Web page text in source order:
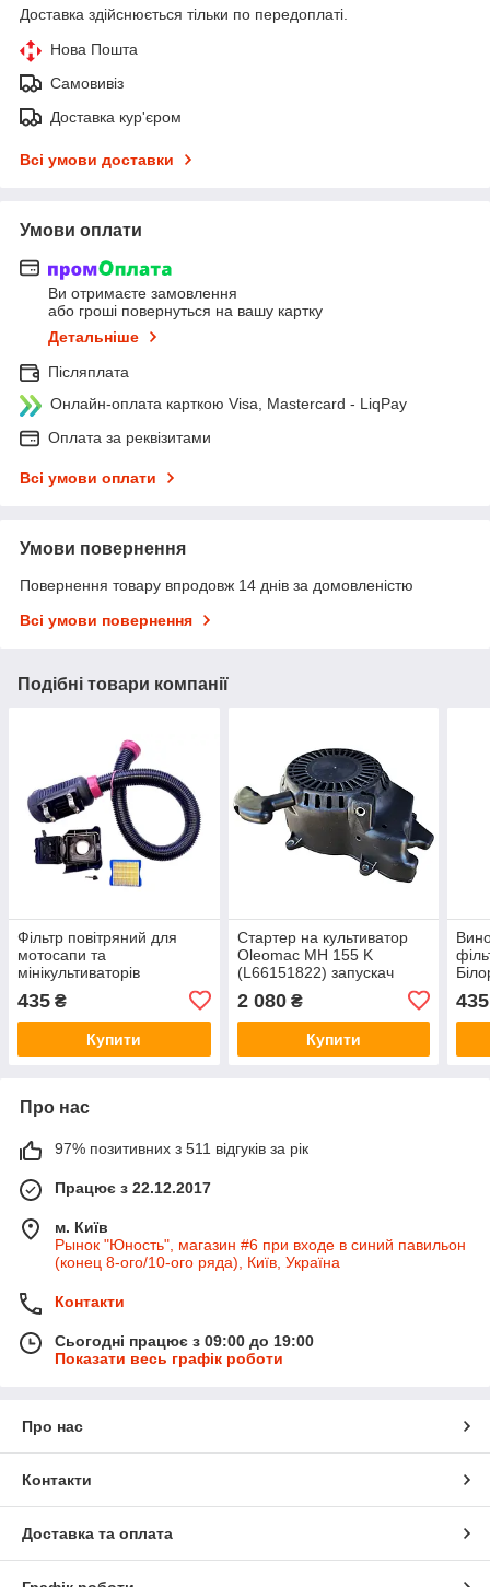
Доставка здійснюється тільки по передоплаті.
Нова Пошта
Самовивіз
Доставка кур'єром
Всі умови доставки
Умови оплати
Ви отримаєте замовлення
або гроші повернуться на вашу картку
Детальніше
Післяплата
Онлайн-оплата карткою Visa, Mastercard - LiqPay
Оплата за реквізитами
Всі умови оплати
Умови повернення
Повернення товару впродовж 14 днів за домовленістю
Всі умови повернення
Подібні товари компанії
Фільтр повітряний для
мотосапи та
мінікультиваторів
Білорусь, Мосилів, RZTK,
Forte, Vorskla, Hesler,
Vilmas бензо
435 ₴
Купити
Стартер на культиватор
Oleomac MH 155 K
(L66151822) запускач
мотокультуратор
2 080₴
Купити
435
Про нас
97% позитивних з 511 відгуків за рік
Працює з 22.12.2017
м. Київ
Рынок "Юность", магазин #6 при входе в синий павильон
(конец 8-ого/10-ого ряда), Київ, Україна
Контакти
Сьогодні працює з 09:00 до 19:00
Показати весь графік роботи
Про нас
Контакти
Доставка та оплата